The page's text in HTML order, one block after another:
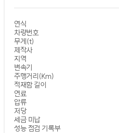
연식
차량번호
무게(t)
제작사
지역
변속기
주행거리(Km)
적재함 길이
연료
압류
저당
세금 미납
성능 점검 기록부